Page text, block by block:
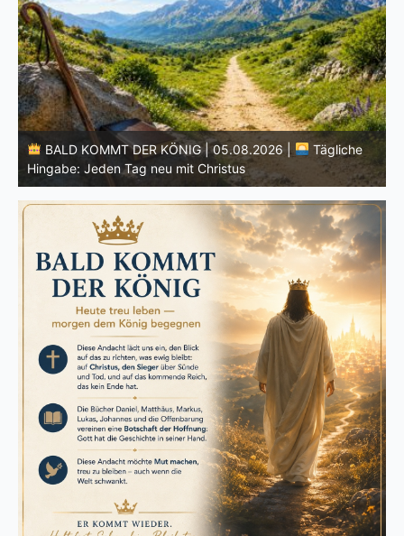
BALD KOMMT DER KÖNIG | 04.08.2026 |
Lasst eure
Lichter brennen: Wachsamkeit im Alltag